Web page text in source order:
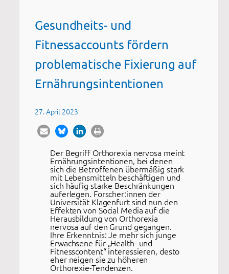
Gesundheits- und
Fitnessaccounts fördern
problematische Fixierung auf
Ernährungsintentionen
27. April 2023
Der Begriff Orthorexia nervosa meint
Ernährungsintentionen, bei denen
sich die Betroffenen übermäßig stark
mit Lebensmitteln beschäftigen und
sich häufig starke Beschränkungen
auferlegen. Forscher:innen der
Universität Klagenfurt sind nun den
Effekten von Social Media auf die
Herausbildung von Orthorexia
nervosa auf den Grund gegangen.
Ihre Erkenntnis: Je mehr sich junge
Erwachsene für „Health- und
Fitnesscontent“ interessieren, desto
eher neigen sie zu höheren
Orthorexie-Tendenzen.